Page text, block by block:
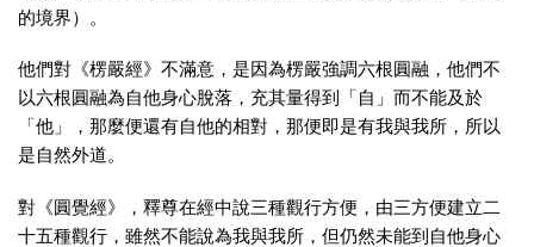
的境界）。
他們對《楞嚴經》不滿意，是因為楞嚴強調六根圓融，他們不
以六根圓融為自他身心脫落，充其量得到「自」而不能及於
「他」，那麼便還有自他的相對，那便即是有我與我所，所以
是自然外道。
對《圓覺經》，釋尊在經中說三種觀行方便，由三方便建立二
十五種觀行，雖然不能說為我與我所，但仍然未能到自他身心